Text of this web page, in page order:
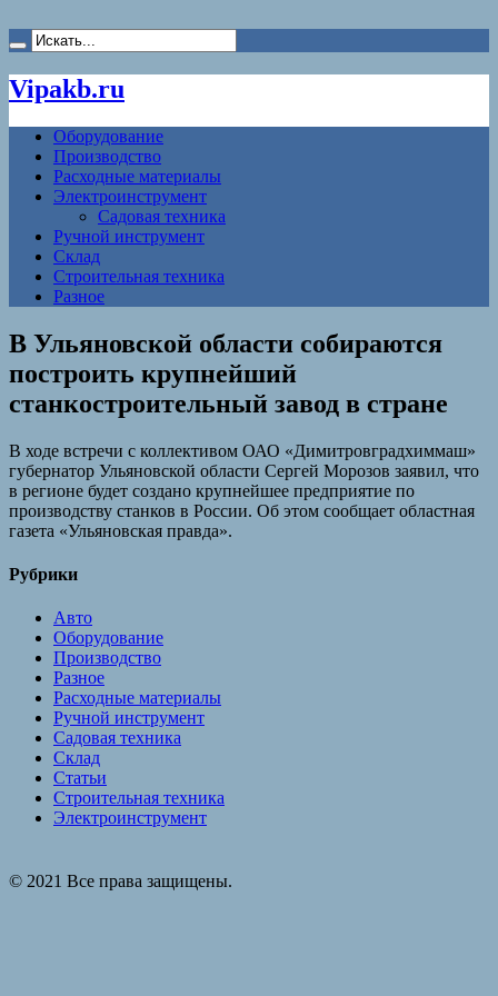
Vipakb.ru
Оборудование
Производство
Расходные материалы
Электроинструмент
Садовая техника
Ручной инструмент
Склад
Строительная техника
Разное
В Ульяновской области собираются
построить крупнейший
станкостроительный завод в стране
В ходе встречи с коллективом ОАО «Димитровградхиммаш»
губернатор Ульяновской области Сергей Морозов заявил, что
в регионе будет создано крупнейшее предприятие по
производству станков в России. Об этом сообщает областная
газета «Ульяновская правда».
Рубрики
Авто
Оборудование
Производство
Разное
Расходные материалы
Ручной инструмент
Садовая техника
Склад
Статьи
Строительная техника
Электроинструмент
© 2021 Все права защищены.